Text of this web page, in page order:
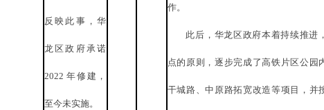
反映此事，华
龙区政府承诺
2022 年修建，
至今未实施。
作。
此后，华龙区政府本着持续推进
点的原则，逐步完成了高铁片区公园
干城路、中原路拓宽改造等项目，并